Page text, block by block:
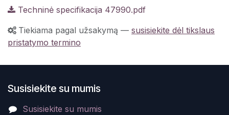
Techninė specifikacija 47990.pdf
Tiekiama pagal užsakymą — susisiekite dėl tikslaus
pristatymo termino
Susisiekite su mumis
Susisiekite su mumis